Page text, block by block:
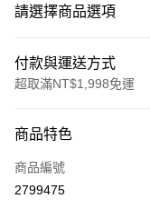
請選擇商品選項
付款與運送方式
超取滿NT$1,998免運
信用卡一次付款
信用卡分期付款
商品特色
商品編號
2799475